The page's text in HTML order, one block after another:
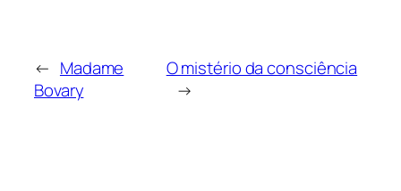
← Madame
Bovary
O mistério da consciência
→